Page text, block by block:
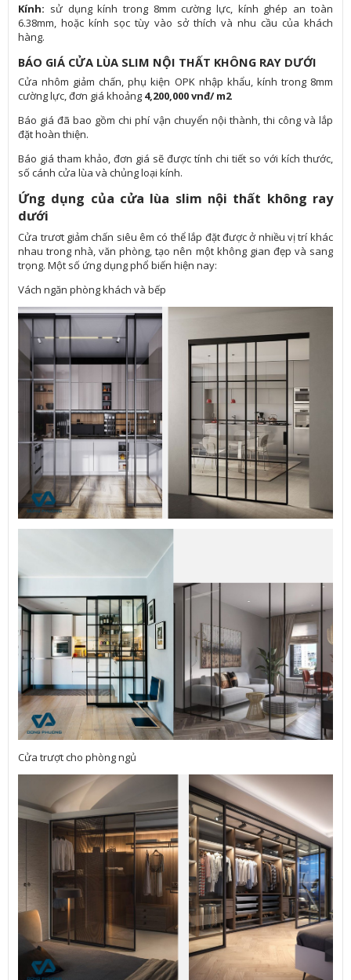
Kính: sử dụng kính trong 8mm cường lực, kính ghép an toàn
6.38mm, hoặc kính sọc tùy vào sở thích và nhu cầu của khách
hàng.
BÁO GIÁ CỬA LÙA SLIM NỘI THẤT KHÔNG RAY DƯỚI
Cửa nhôm giảm chấn, phụ kiện OPK nhập khẩu, kính trong 8mm
cường lực, đơn giá khoảng 4,200,000 vnđ/ m2
Báo giá đã bao gồm chi phí vận chuyển nội thành, thi công và lắp
đặt hoàn thiện.
Báo giá tham khảo, đơn giá sẽ được tính chi tiết so với kích thước,
số cánh cửa lùa và chủng loại kính.
Ứng dụng của cửa lùa slim nội thất không ray
dưới
Cửa trươt giảm chấn siêu êm có thể lắp đặt được ở nhiều vị trí khác
nhau trong nhà, văn phòng, tạo nên một không gian đẹp và sang
trọng. Một số ứng dụng phổ biến hiện nay:
Vách ngăn phòng khách và bếp
Cửa trượt cho phòng ngủ